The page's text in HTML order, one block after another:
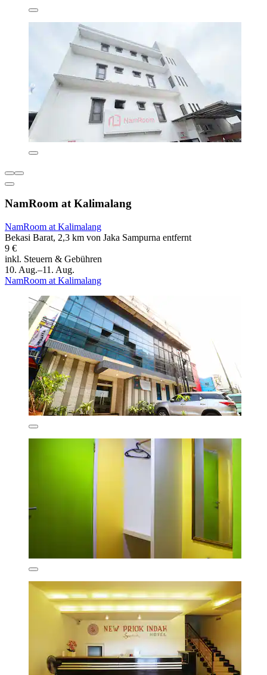
NamRoom at Kalimalang
NamRoom at Kalimalang
Bekasi Barat, 2,3 km von Jaka Sampurna entfernt
9 €
inkl. Steuern & Gebühren
10. Aug.–11. Aug.
NamRoom at Kalimalang